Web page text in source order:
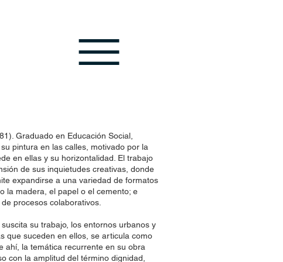
Graduado en Educación Social,
pintura en las calles, motivado por la
en ellas y su horizontalidad. El trabajo
de sus inquietudes creativas, donde
expandirse a una variedad de formatos
la madera, el papel o el cemento; e
procesos colaborativos.
su trabajo, los entornos urbanos y
que suceden en ellos, se articula como
ahí, la temática recurrente en su obra
con la amplitud del término dignidad,